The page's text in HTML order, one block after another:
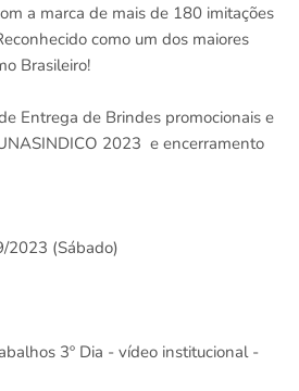
a marca de mais de 180 imitações
como um dos maiores
Brasileiro!
Entrega de Brindes promocionais e
2023 e encerramento
2023 (Sábado)
3º Dia - vídeo institucional -